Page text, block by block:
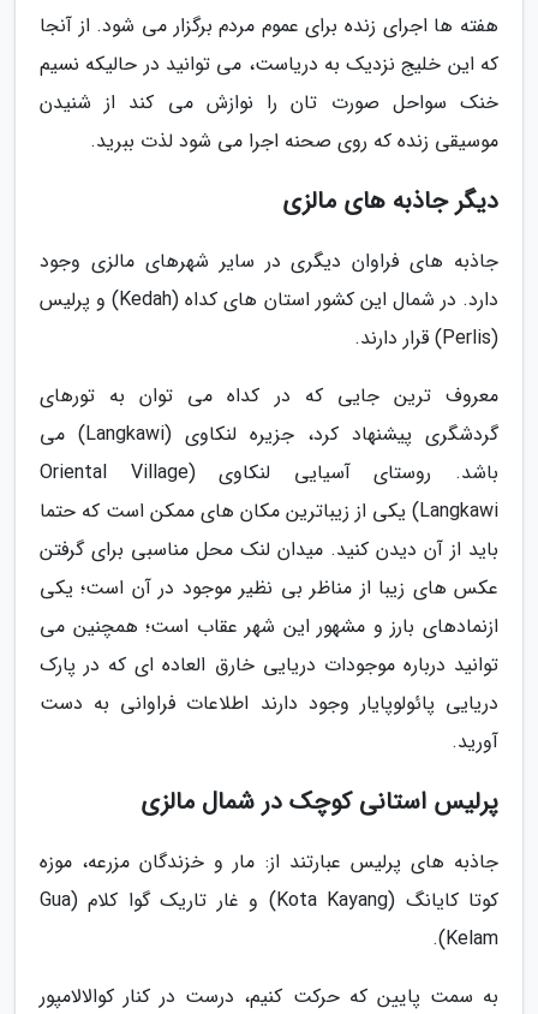
هفته ها اجرای زنده برای عموم مردم برگزار می شود. از آنجا
که این خلیج نزدیک به دریاست، می توانید در حالیکه نسیم
خنک سواحل صورت تان را نوازش می کند از شنیدن
موسیقی زنده که روی صحنه اجرا می شود لذت ببرید.
دیگر جاذبه های مالزی
جاذبه های فراوان دیگری در سایر شهرهای مالزی وجود
دارد. در شمال این کشور استان های کداه (Kedah) و پرلیس
(Perlis) قرار دارند.
معروف ترین جایی که در کداه می توان به تورهای
گردشگری پیشنهاد کرد، جزیره لنکاوی (Langkawi) می
باشد. روستای آسیایی لنکاوی (Oriental Village
Langkawi) یکی از زیباترین مکان های ممکن است که حتما
باید از آن دیدن کنید. میدان لنک محل مناسبی برای گرفتن
عکس های زیبا از مناظر بی نظیر موجود در آن است؛ یکی
ازنمادهای بارز و مشهور این شهر عقاب است؛ همچنین می
توانید درباره موجودات دریایی خارق العاده ای که در پارک
دریایی پائولوپایار وجود دارند اطلاعات فراوانی به دست
آورید.
پرلیس استانی کوچک در شمال مالزی
جاذبه های پرلیس عبارتند از: مار و خزندگان مزرعه، موزه
کوتا کایانگ (Kota Kayang) و غار تاریک گوا کلام (Gua
Kelam).
به سمت پایین که حرکت کنیم، درست در کنار کوالالامپور